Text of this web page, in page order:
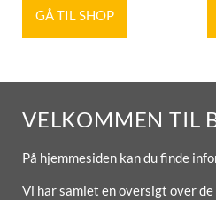
GÅ TIL SHOP
VELKOMMEN TIL
På hjemmesiden kan du finde
Vi har samlet en oversigt over